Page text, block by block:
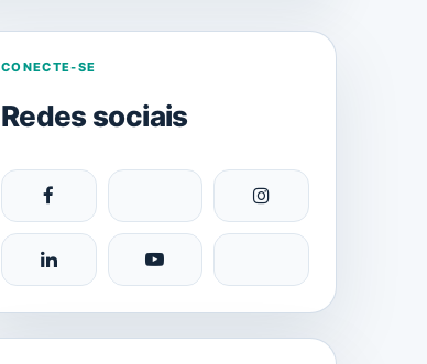
CONECTE-SE
Redes sociais